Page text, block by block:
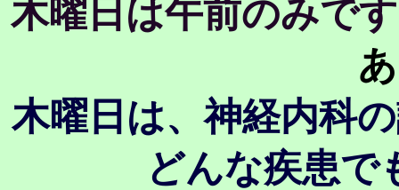
木曜日は午前のみで
木曜日は、神経内科
どんな疾患で